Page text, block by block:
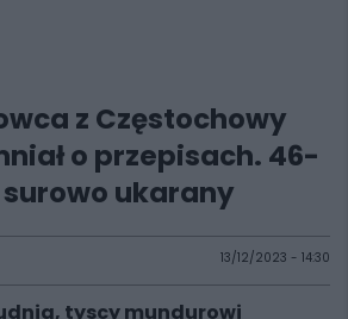
z Częstochowy
o przepisach. 46-
ukarany
13/12/2023 - 14:30
tyscy mundurowi